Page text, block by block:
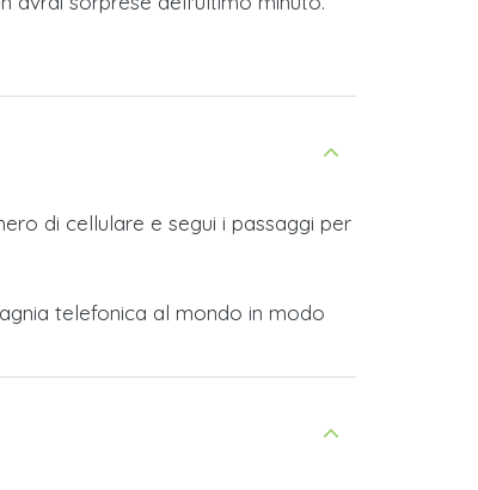
di cellulare e segui i passaggi per
telefonica al mondo in modo